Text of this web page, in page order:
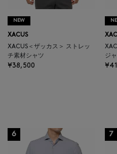
NEW
XACUS
XACUS＜ザッカス＞ ストレッ
チ素材シャツ
¥38,500
ジ
6 7